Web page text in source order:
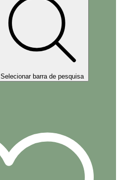
Selecionar barra de pesquisa